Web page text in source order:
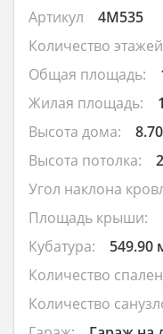
Артикул
4M535
Количество
Общая площадь:
Жилая площадь:
Высота дома:
Высота потолка:
Угол наклона
Площадь крыши:
Кубатура: 549.90
Количество
Количество